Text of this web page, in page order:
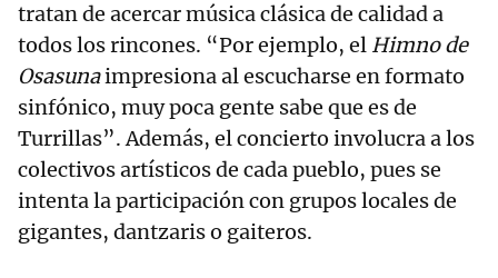
tratan de acercar música clásica de calidad a
todos los rincones. “Por ejemplo, el Himno de
Osasunaimpresiona al escucharse en formato
sinfónico, muy poca gente sabe que es de
Turrillas”. Además, el concierto involucra a los
colectivos artísticos de cada pueblo, pues se
intenta la participación con grupos locales de
gigantes, dantzaris o gaiteros.